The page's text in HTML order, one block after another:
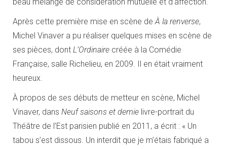
Après cette première mise en scène deÀ la renverse,
Michel Vinaver a pu réaliser quelques mises en scène de
ses pièces, dont L’Ordinaire créée à la Comédie
Française, salle Richelieu, en 2009. Il en était vraiment
heureux.
À propos de ses débuts de metteur en scène, Michel
Vinaver, dans Neuf saisons et demie livre-portrait du
Théâtre de l’Est parisien publié en 2011, a écrit : « Un
tabou s’est dissous. Un interdit que je m’étais fabriqué a